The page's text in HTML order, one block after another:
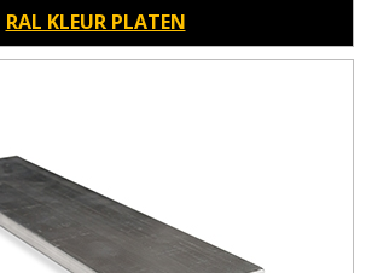
RAL KLEUR PLATEN